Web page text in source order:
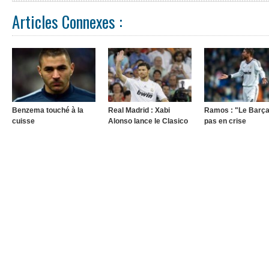
Articles Connexes :
Benzema touché à la
cuisse
Real Madrid : Xabi
Alonso lance le Clasico
Ramos : "Le
pas en crise